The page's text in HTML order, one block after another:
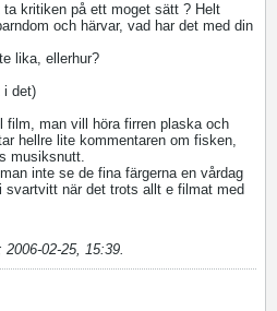
kritiken på ett moget sätt ? Helt
och härvar, vad har det med din
lika, ellerhur?
i det)
man vill höra firren plaska och
hellre lite kommentaren om fisken,
musiksnutt.
inte se de fina färgerna en vårdag
svartvitt när det trots allt e filmat med
2006-02-25, 15:39.